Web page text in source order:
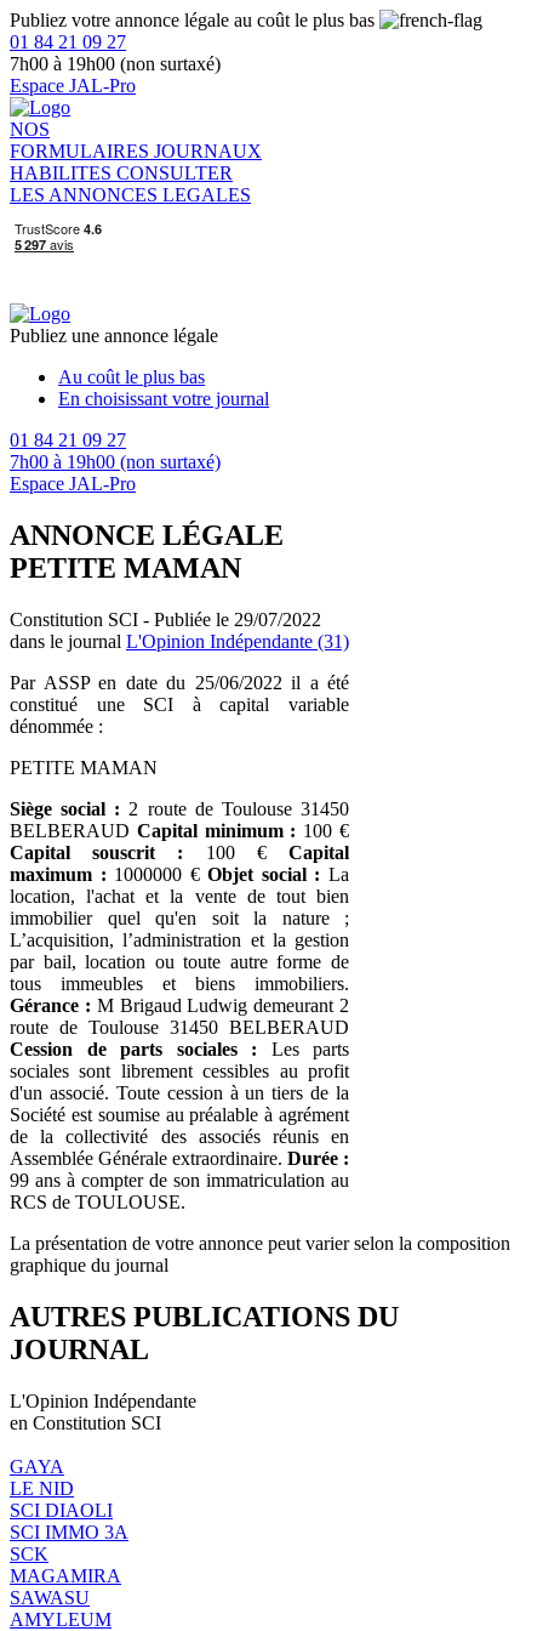
Publiez votre annonce légale au coût le plus bas
01 84 21 09 27
7h00 à 19h00 (non surtaxé)
Espace JAL-Pro
NOS
FORMULAIRES JOURNAUX
HABILITES CONSULTER
LES ANNONCES LEGALES
Publiez une annonce légale
Au coût le plus bas
En choisissant votre journal
01 84 21 09 27
7h00 à 19h00 (non surtaxé)
Espace JAL-Pro
ANNONCE LÉGALE
PETITE MAMAN
Constitution SCI - Publiée le 29/07/2022
dans le journal L'Opinion Indépendante (31)
Par ASSP en date du 25/06/2022 il a été
constitué une SCI à capital variable
dénommée :
PETITE MAMAN
Siège social : 2 route de Toulouse 31450
BELBERAUD Capital minimum : 100 €
Capital souscrit : 100 €Capital
maximum : 1000000 €Objet social : La
location, l'achat et la vente de tout bien
immobilier quel qu'en soit la nature ;
L’acquisition, l’administration et la gestion
par bail, location ou toute autre forme de
tous immeubles et biens immobiliers.
Gérance : M Brigaud Ludwig demeurant 2
route de Toulouse 31450 BELBERAUD
Cession de parts sociales : Les parts
sociales sont librement cessibles au profit
d'un associé. Toute cession à un tiers de la
Société est soumise au préalable à agrément
de la collectivité des associés réunis en
Assemblée Générale extraordinaire. Durée :
99 ans à compter de son immatriculation au
RCS de TOULOUSE.
La présentation de votre annonce peut varier selon la composition
graphique du journal
AUTRES PUBLICATIONS DU
JOURNAL
L'Opinion Indépendante
en Constitution SCI
GAYA
LE NID
SCI DIAOLI
SCI IMMO 3A
SCK
MAGAMIRA
SAWASU
AMYLEUM